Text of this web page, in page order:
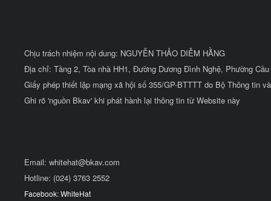
Chịu trách nhiệm nội dung: NGUYỄN THẢO DIỄM HẰNG
Địa chỉ: Tầng 2, Tòa nhà HH1, Đường Dương Đình Nghệ, Phường
Giấy phép thiết lập mạng xã hội số 355/GP-BTTTT do Bộ Thông tin
Ghi rõ 'nguồn Bkav' khi phát hành lại thông tin từ Website này
Email: whitehat@bkav.com
Hotline: (024) 3763 2552
Facebook: WhiteHat